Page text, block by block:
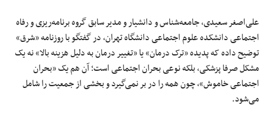
علی‌اصغر سعیدی، جامعه‌شناس و دانشیار و مدیر سابق گروه برنامه‌ریزی و رفاه
اجتماعی دانشکده علوم اجتماعی دانشگاه تهران، در گفتگو با روزنامه «شرق»
توضیح داده که ‌پدیده «ترک درمان» یا «تغییر درمان به دلیل هزینه بالا» نه یک
مشکل صرفا پزشکی، بلکه نوعی بحران اجتماعی است؛ آن هم یک «بحران
اجتماعی خاموش»، چون همه را در بر نمی‌گیرد و بخشی از جمعیت را شامل
می‌شود.